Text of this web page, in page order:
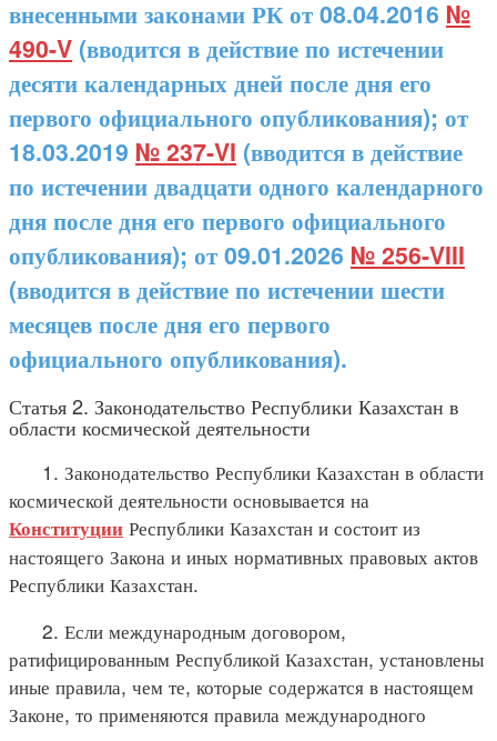
внесенными законами РК от 08.04.2016 №
490-V (вводится в действие по истечении
десяти календарных дней после дня его
первого официального опубликования); от
18.03.2019 № 237-VI (вводится в действие
по истечении двадцати одного календарного
дня после дня его первого официального
опубликования); от 09.01.2026 № 256-VIII
(вводится в действие по истечении шести
месяцев после дня его первого
официального опубликования).
Статья 2. Законодательство Республики Казахстан в
области космической деятельности
1. Законодательство Республики Казахстан в области
космической деятельности основывается на
Конституции Республики Казахстан и состоит из
настоящего Закона и иных нормативных правовых актов
Республики Казахстан.
2. Если международным договором,
ратифицированным Республикой Казахстан, установлены
иные правила, чем те, которые содержатся в настоящем
Законе, то применяются правила международного